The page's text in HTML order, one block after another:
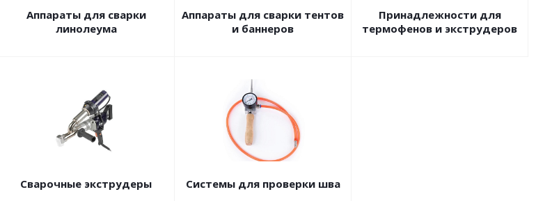
Аппараты для сварки
линолеума
Аппараты для сварки тентов
и баннеров
Принадлежности для
термофенов и экструдеров
Сварочные экструдеры Системы для проверки шва